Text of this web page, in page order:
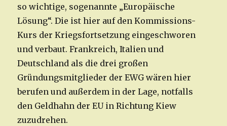
so wichtige, sogenannte „Europäische
Lösung“. Die ist hier auf den Kommissions-
Kurs der Kriegsfortsetzung eingeschworen
und verbaut. Frankreich, Italien und
Deutschland als die drei großen
Gründungsmitglieder der EWG wären hier
berufen und außerdem in der Lage, notfalls
den Geldhahn der EU in Richtung Kiew
zuzudrehen.